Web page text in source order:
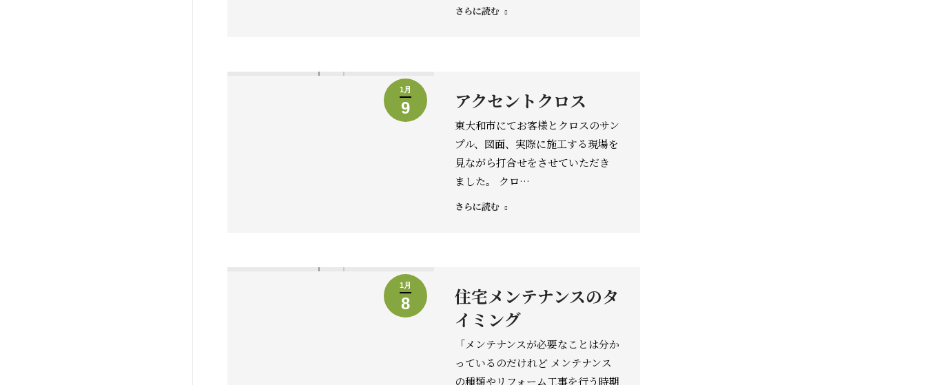
さらに読む
1月
9 アクセントクロス
東大和市にてお客様とクロスのサン
プル、図面、実際に施工する現場を
見ながら打合せをさせていただき
ました。 クロ…
さらに読む
1月
8
住宅メンテナンスのタ
イミング
「メンテナンスが必要なことは分か
っているのだけれど メンテナンス
の種類やリフォーム工事を行う時期